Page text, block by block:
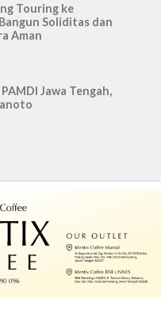
Touring ke
Soliditas dan
Aman
Jawa Tengah,